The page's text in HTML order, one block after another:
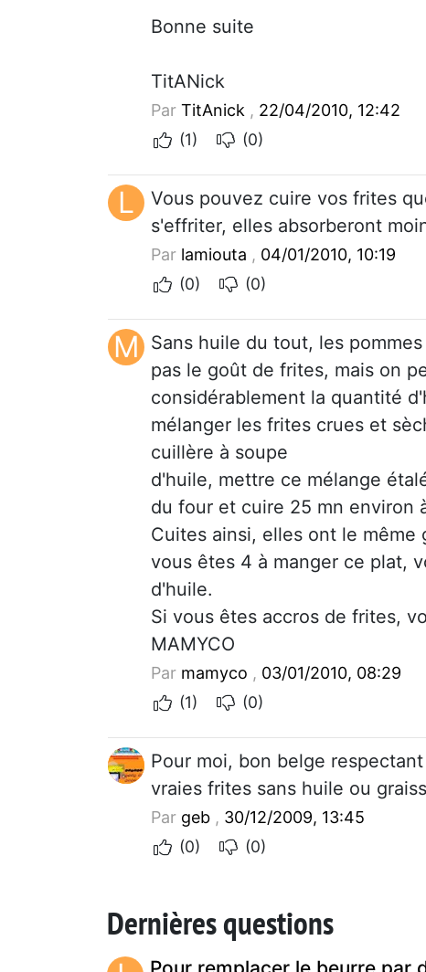
Bonne suite
TitANick
Par TitAnick , 22/04/2010, 12:42
(1)
(0)
L
Vous pouvez cuire vos frites
s'effriter, elles absorberont
Par lamiouta , 04/01/2010, 10:19
(0)
(0)
M Sans huile du tout, les
pas le goût de frites, mais on
considérablement la quantité
mélanger les frites crues et
cuillère à soupe
d'huile, mettre ce mélange
du four et cuire 25 mn environ
Cuites ainsi, elles ont le
vous êtes 4 à manger ce plat,
d'huile.
Si vous êtes accros de frites,
MAMYCO
Par mamyco , 03/01/2010, 08:29
(1)
(0)
Pour moi, bon belge
vraies frites sans huile ou
Par geb , 30/12/2009, 13:45
(0)
(0)
Dernières questions